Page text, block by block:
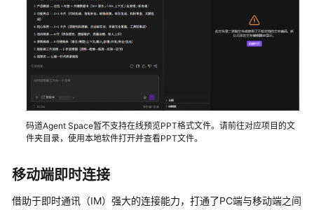
码道Agent Space暂不支持在线预览PPT格式文件。请前往对应项目的文
件夹目录，使用本地软件打开并查看PPT文件。
移动端即时连接
借助于即时通讯（IM）强大的连接能力，打通了PC端与移动端之间